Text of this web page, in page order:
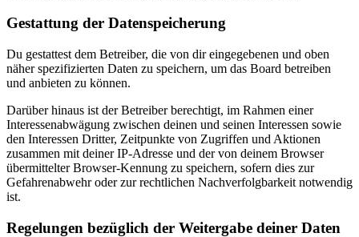
Gestattung der Datenspeicherung
Du gestattest dem Betreiber, die von dir eingegebenen und oben
näher spezifizierten Daten zu speichern, um das Board betreiben
und anbieten zu können.
Darüber hinaus ist der Betreiber berechtigt, im Rahmen einer
Interessenabwägung zwischen deinen und seinen Interessen sowie
den Interessen Dritter, Zeitpunkte von Zugriffen und Aktionen
zusammen mit deiner IP-Adresse und der von deinem Browser
übermittelter Browser-Kennung zu speichern, sofern dies zur
Gefahrenabwehr oder zur rechtlichen Nachverfolgbarkeit notwendig
ist.
Regelungen bezüglich der Weitergabe deiner Daten